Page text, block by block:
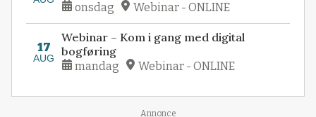
onsdag Webinar - ONLINE
17
AUG
Webinar – Kom i gang med digital
bogføring
mandag Webinar - ONLINE
Annonce